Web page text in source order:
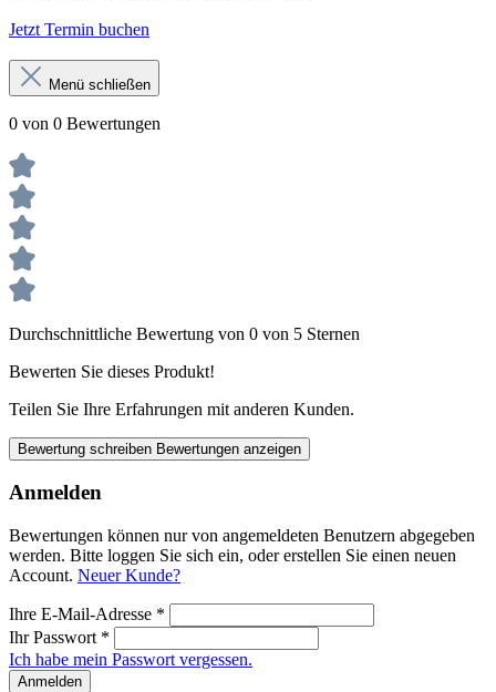
Jetzt Termin buchen
Menü schließen
0 von 0 Bewertungen
Durchschnittliche Bewertung von 0 von 5 Sternen
Bewerten Sie dieses Produkt!
Teilen Sie Ihre Erfahrungen mit anderen Kunden.
Bewertung schreiben Bewertungen anzeigen
Anmelden
Bewertungen können nur von angemeldeten Benutzern abgegeben
werden. Bitte loggen Sie sich ein, oder erstellen Sie einen neuen
Account. Neuer Kunde?
Ihre E-Mail-Adresse *
Ihr Passwort *
Ich habe mein Passwort vergessen.
Anmelden